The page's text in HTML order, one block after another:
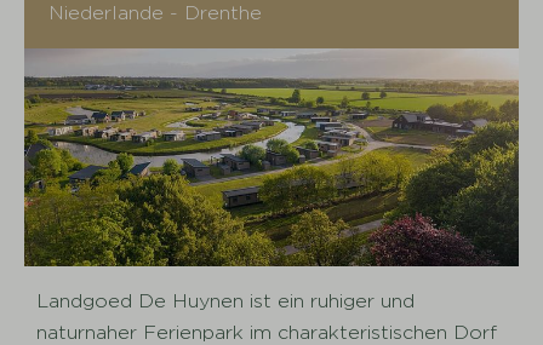
Niederlande - Drenthe
Landgoed De Huynen ist ein ruhiger und
naturnaher Ferienpark im charakteristischen Dorf